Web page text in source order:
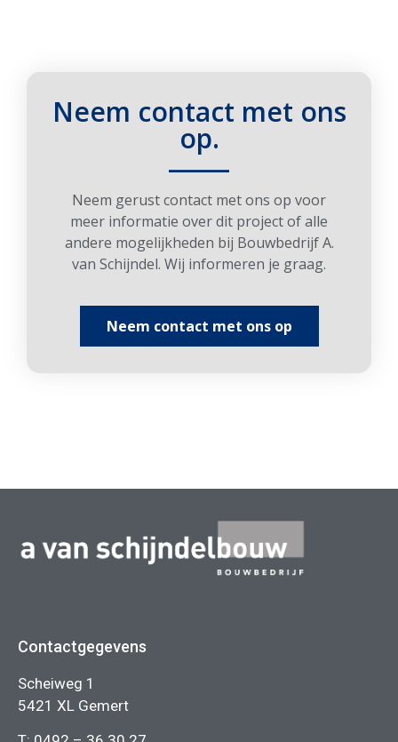
Neem contact met ons
op.
____
Neem gerust contact met ons op voor
meer informatie over dit project of alle
andere mogelijkheden bij Bouwbedrijf A.
van Schijndel. Wij informeren je graag.
Neem contact met ons op
Contactgegevens
Scheiweg 1
5421 XL Gemert